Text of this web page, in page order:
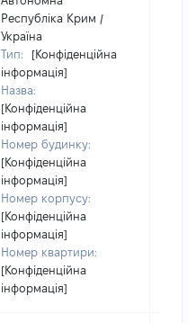
Республіка Крим /
Україна
Тип:
[Конфіденційна
інформація]
Назва:
[Конфіденційна
інформація]
Номер будинку:
[Конфіденційна
інформація]
Номер корпусу:
[Конфіденційна
інформація]
Номер квартири:
[Конфіденційна
інформація]